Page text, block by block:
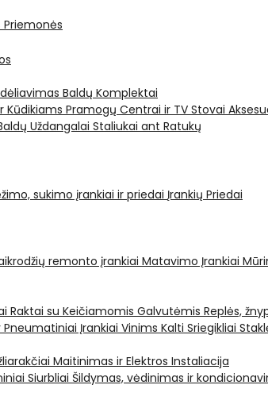
Priemonės
Baldų Komplektai
Kūdikiams Pramogų Centrai ir TV Stovai
Uždangalai Staliukai ant Ratukų
sukimo įrankiai ir priedai Įrankių Priedai
remonto įrankiai Matavimo Įrankiai
Raktai su Keičiamomis Galvutėmis Replės,
Įrankiai Vinims Kalti Sriegikliai
Maitinimas ir Elektros Instaliacija
Siurbliai Šildymas, vėdinimas ir